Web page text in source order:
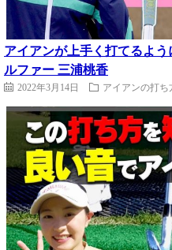
アイアンが上手く打てるよ
ルファー 三浦桃香
2022年3月14日 アイアンの打ち